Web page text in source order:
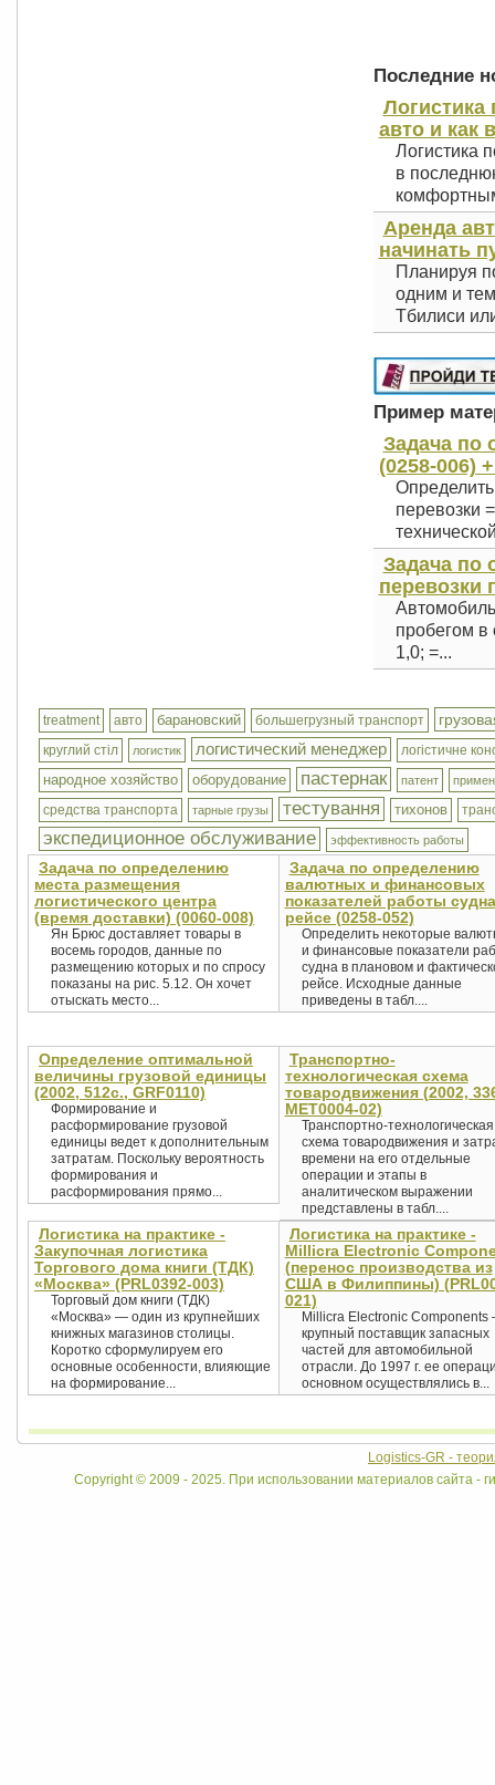
Последние
Логистика
авто и как
Логистика
в
Аренда
начинать
Планируя
одним и
Тбилиси
Пример
Задача по
(0258-006)
Определить
перевозки
Задача по
перевозки
пробегом в
1,0; =...
treatment авто барановский большегрузный транспорт
круглий стіл логистик логистический менеджер логістичне
народное хозяйство оборудование пастернак патент
средства транспорта тарные грузы тестування тихонов
экспедиционное обслуживание эффективность работы
Задача по определению
места размещения
логистического центра
(время доставки) (0060-008)
Ян Брюс доставляет товары в
восемь городов, данные по
размещению которых и по спросу
показаны на рис. 5.12. Он хочет
отыскать место...
Задача по определению
валютных и финансовых
показателей работы
рейсе (0258-052)
Определить некоторые
и финансовые показатели
судна в плановом и
рейсе. Исходные данные
приведены в табл....
Определение оптимальной
величины грузовой единицы
(2002, 512с., GRF0110)
Формирование и
расформирование грузовой
единицы ведет к дополнительным
затратам. Поскольку вероятность
формирования и
расформирования прямо...
Транспортно-
технологическая схема
товародвижения (2002,
MET0004-02)
Транспортно-технологическая
схема товародвижения и
времени на его отдельные
операции и этапы в
аналитическом выражении
представлены в табл....
Логистика на практике -
Закупочная логистика
Торгового дома книги (ТДК)
«Москва» (PRL0392-003)
Торговый дом книги (ТДК)
«Москва» — один из крупнейших
книжных магазинов столицы.
Коротко сформулируем его
основные особенности, влияющие
на формирование...
Логистика на практике -
Millicra Electronic
(перенос производства из
США в Филиппины)
021)
Millicra Electronic
крупный поставщик запасных
частей для автомобильной
отрасли. До 1997 г. ее
основном осуществлялись в...
Logistics-GR -
Copyright © 2009 - 2025. При использовании материалов сайта -